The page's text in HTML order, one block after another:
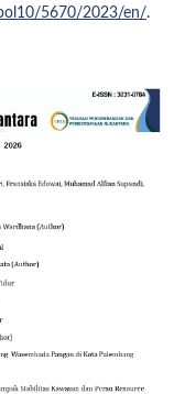
5670/2023/en/.